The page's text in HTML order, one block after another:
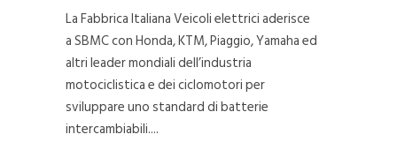
La Fabbrica Italiana Veicoli elettrici aderisce
a SBMC con Honda, KTM, Piaggio, Yamaha ed
altri leader mondiali dell’industria
motociclistica e dei ciclomotori per
sviluppare uno standard di batterie
intercambiabili....